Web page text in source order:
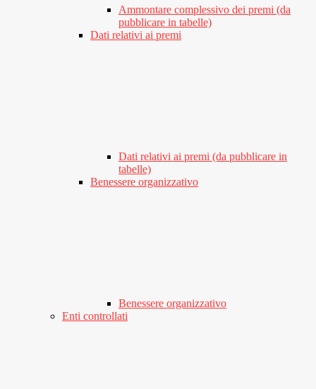
Ammontare complessivo dei premi (da
pubblicare in tabelle)
Dati relativi ai premi
Dati relativi ai premi (da pubblicare in
tabelle)
Benessere organizzativo
Benessere organizzativo
Enti controllati